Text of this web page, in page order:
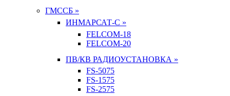
ГМССБ »
ИНМАРСАТ-С »
FELCOM-18
FELCOM-20
ПВ/КВ РАДИОУСТАНОВКА »
FS-5075
FS-1575
FS-2575